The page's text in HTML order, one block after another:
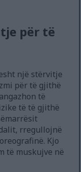
për të
një stërvitje
për të gjithë
të
të të gjithë
rregullojnë
Kjo
të muskujve në